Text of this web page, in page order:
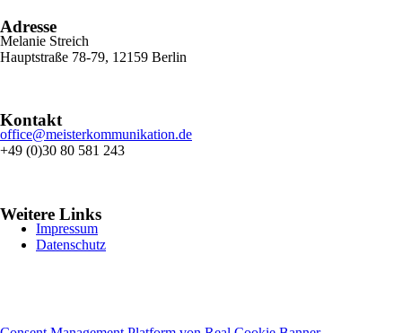
Adresse
Melanie Streich
Hauptstraße 78-79, 12159 Berlin
Kontakt
office@meisterkommunikation.de
+49 (0)30 80 581 243
Weitere Links
Impressum
Datenschutz